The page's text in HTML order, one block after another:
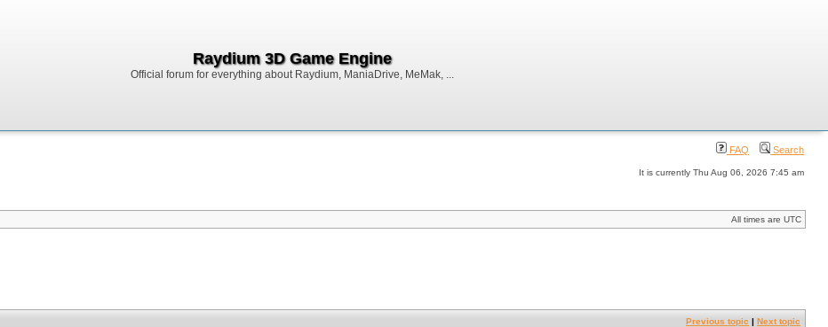
Raydium 3D Game Engine
Official forum for everything about Raydium, ManiaDrive, MeMak, ...
FAQ Search
It is currently Thu Aug 06, 2026 7:45 am
All times are UTC
Previous topic | Next topic